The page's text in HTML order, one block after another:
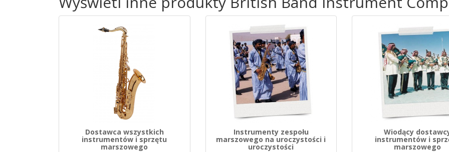
Dostawca wszystkich
instrumentów i sprzętu
marszowego
Instrumenty zespołu
marszowego na uroczystości i
uroczystości
Wiodący
instrumentów i
marszowego